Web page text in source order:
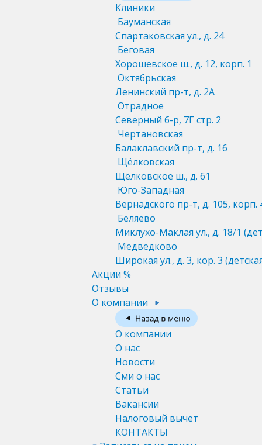
Клиники
Бауманская
Спартаковская ул., д. 24
Беговая
Хорошевское ш., д. 12, корп. 1
Октябрьская
Ленинский пр-т, д. 2А
Отрадное
Северный б-р, 7Г стр. 2
Чертановская
Балаклавский пр-т, д. 16
Щёлковская
Щёлковское ш., д. 61
Юго-Западная
Вернадского пр-т, д. 105, корп.
Беляево
Миклухо-Маклая ул., д. 18/1
Медведково
Широкая ул., д. 3, кор. 3
Акции %
Отзывы
О компании
О компании
О нас
Новости
Сми о нас
Статьи
Вакансии
Налоговый вычет
КОНТАКТЫ